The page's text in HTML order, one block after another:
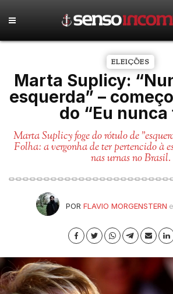
ELEIÇÕES
Marta Suplicy:
esquerda” –
do “Eu nunca
Marta Suplicy foge do rótulo de
Folha: a vergonha de ter pertencido à
nas urnas no Brasil.
POR FLAVIO MORGENSTERN